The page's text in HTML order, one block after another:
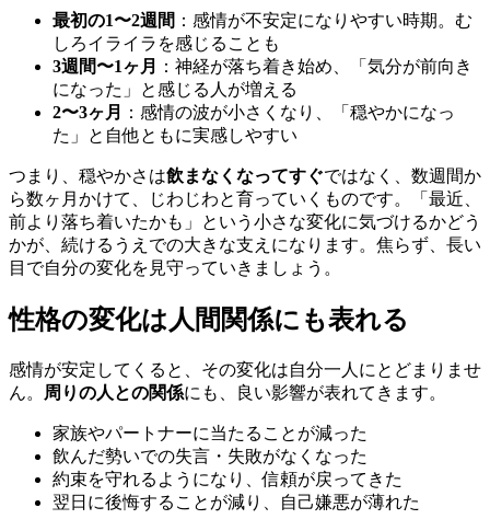
最初の1〜2週間 ：感情が不安定になりやすい時期。む
しろイライラを感じることも
3週間〜1ヶ月
：神経が落ち着き始め、「気分が前向き
になった」と感じる人が増える
2〜3ヶ月
：感情の波が小さくなり、「穏やかになっ
た」と自他ともに実感しやすい
つまり、穏やかさは飲まなくなってすぐではなく、数週間か
ら数ヶ月かけて、じわじわと育っていくものです。「最近、
前より落ち着いたかも」という小さな変化に気づけるかどう
かが、続けるうえでの大きな支えになります。焦らず、長い
目で自分の変化を見守っていきましょう。
性格の変化は人間関係にも表れる
感情が安定してくると、その変化は自分一人にとどまりませ
ん。
周りの人との関係にも、良い影響が表れてきます。
家族やパートナーに当たることが減った
飲んだ勢いでの失言・失敗がなくなった
約束を守れるようになり、信頼が戻ってきた
翌日に後悔することが減り、自己嫌悪が薄れた